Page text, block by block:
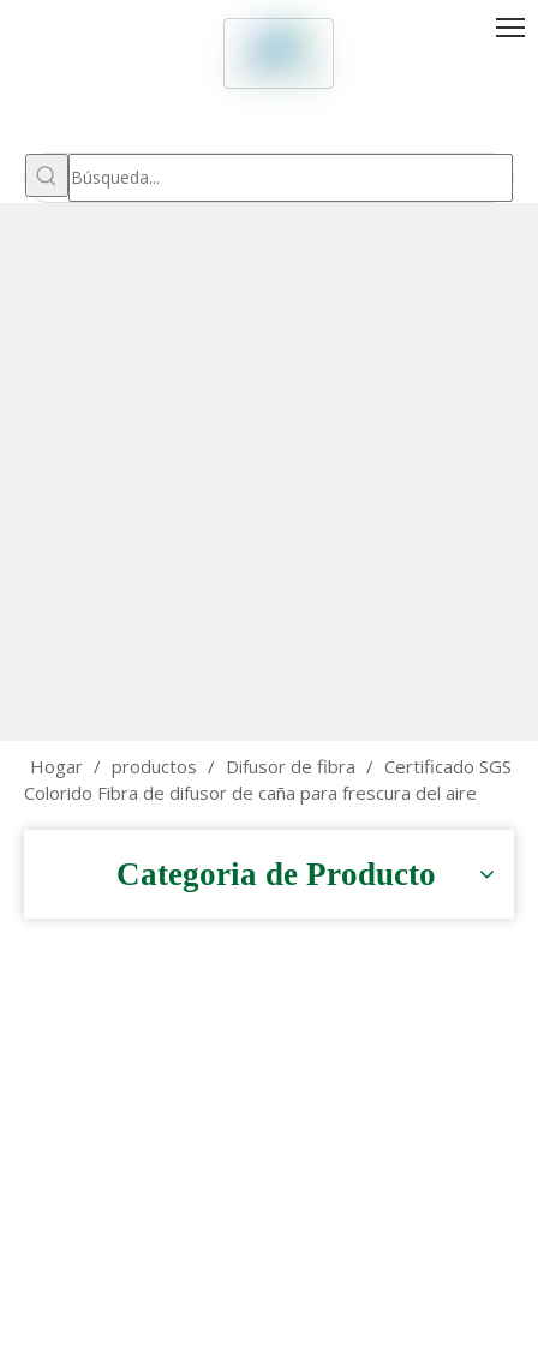
Hogar / productos / Difusor de fibra / Certificado SGS
Colorido Fibra de difusor de caña para frescura del aire
Categoria de Producto